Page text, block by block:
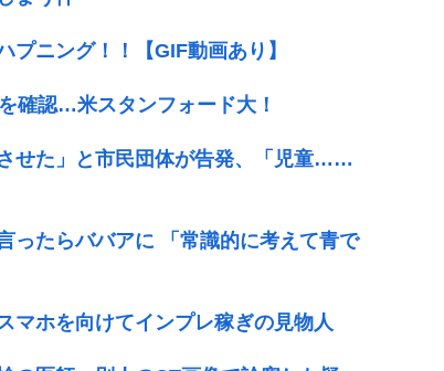
ニング！！【GIF動画あり】
確認…米スタンフォード大！
せた」と市民団体が告発、「児童……
ったらババアに 「常識的に考えて青で
マホを向けてインプレ稼ぎの見物人